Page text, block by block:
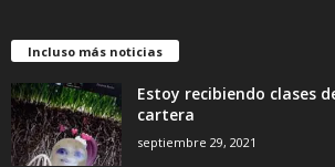
Incluso más noticias
Estoy recibiendo clases
cartera
septiembre 29, 2021